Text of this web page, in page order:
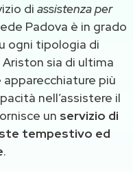
di assistenza per
Padova è in grado
ogni tipologia di
sia di ultima
più
nell’assistere il
un servizio di
tempestivo ed
.